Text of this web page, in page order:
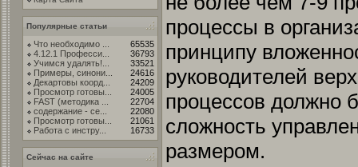
Популярные статьи
Что необходимо ...
65535
4.12.1 Професси...
36793
Учимся удалять!...
33521
Примеры, синони...
24616
Декартовы коорд...
24209
Просмотр готовы...
24005
FAST (методика ...
22704
содержание - се...
22080
Просмотр готовы...
21061
Работа с инстру...
16733
Сейчас на сайте
процессы в
принципу
руководителей
процессов должно
сложность
размером.